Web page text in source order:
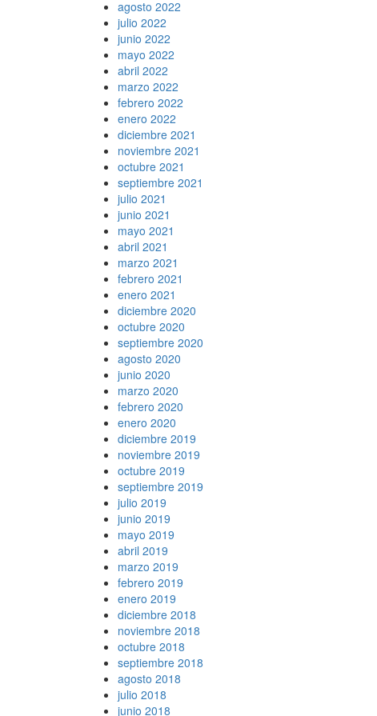
agosto 2022
julio 2022
junio 2022
mayo 2022
abril 2022
marzo 2022
febrero 2022
enero 2022
diciembre 2021
noviembre 2021
octubre 2021
septiembre 2021
julio 2021
junio 2021
mayo 2021
abril 2021
marzo 2021
febrero 2021
enero 2021
diciembre 2020
octubre 2020
septiembre 2020
agosto 2020
junio 2020
marzo 2020
febrero 2020
enero 2020
diciembre 2019
noviembre 2019
octubre 2019
septiembre 2019
julio 2019
junio 2019
mayo 2019
abril 2019
marzo 2019
febrero 2019
enero 2019
diciembre 2018
noviembre 2018
octubre 2018
septiembre 2018
agosto 2018
julio 2018
junio 2018